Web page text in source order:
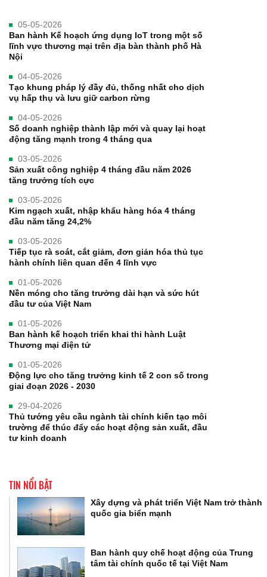
05-05-2026
Ban hành Kế hoạch ứng dụng IoT trong một số
lĩnh vực thương mại trên địa bàn thành phố Hà
Nội
04-05-2026
Tạo khung pháp lý đầy đủ, thống nhất cho dịch
vụ hấp thụ và lưu giữ carbon rừng
04-05-2026
Số doanh nghiệp thành lập mới và quay lại hoạt
động tăng mạnh trong 4 tháng qua
03-05-2026
Sản xuất công nghiệp 4 tháng đầu năm 2026
tăng trưởng tích cực
03-05-2026
Kim ngạch xuất, nhập khẩu hàng hóa 4 tháng
đầu năm tăng 24,2%
03-05-2026
Tiếp tục rà soát, cắt giảm, đơn giản hóa thủ tục
hành chính liên quan đến 4 lĩnh vực
01-05-2026
Nền móng cho tăng trưởng dài hạn và sức hút
đầu tư của Việt Nam
01-05-2026
Ban hành kế hoạch triển khai thi hành Luật
Thương mại điện tử
01-05-2026
Động lực cho tăng trưởng kinh tế 2 con số trong
giai đoạn 2026 - 2030
29-04-2026
Thủ tướng yêu cầu ngành tài chính kiến tạo môi
trường để thúc đẩy các hoạt động sản xuất, đầu
tư kinh doanh
TIN NỔI BẬT
Xây dựng và phát triển Việt Nam trở thành
quốc gia biển mạnh
Ban hành quy chế hoạt động của Trung
tâm tài chính quốc tế tại Việt Nam